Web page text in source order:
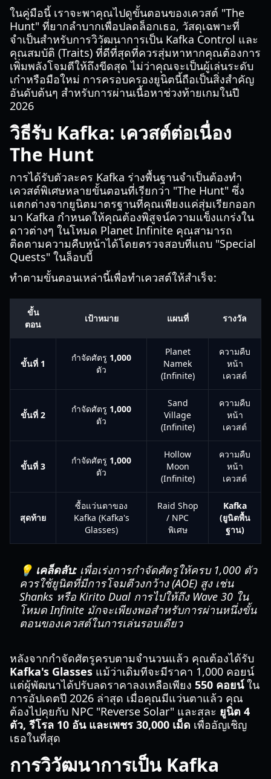
ในคู่มือนี้ เราจะพาคุณไปดูขั้นตอนของเควสต์ "The
Hunt" ที่ยากลำบากเพื่อปลดล็อกเธอ, วัสดุเฉพาะที่
จำเป็นสำหรับการวิวัฒนาการเป็น Kafka Control และ
คุณสมบัติ (Traits) ที่ดีที่สุดที่ควรสุ่มหาหากคุณต้องการ
เพิ่มพลังโจมตีให้ถึงขีดสุด ไม่ว่าคุณจะเป็นผู้เล่นระดับ
เก๋าหรือมือใหม่ การครอบครองยูนิตนี้ถือเป็นสิ่งสำคัญ
อันดับต้นๆ สำหรับการผ่านเนื้อหาช่วงท้ายเกมในปี
2026
วิธีรับ Kafka: เควสต์ต่อเนื่อง
The Hunt
การได้รับตัวละคร Kafka ร่างพื้นฐานจำเป็นต้องทำ
เควสต์พิเศษหลายขั้นตอนที่เรียกว่า "The Hunt" ซึ่ง
แตกต่างจากยูนิตมาตรฐานที่คุณเพียงแค่สุ่มเรียกออก
มา Kafka กำหนดให้คุณต้องพิสูจน์ความแข็งแกร่งใน
ดาวต่างๆ ในโหมด Planet Infinite คุณสามารถ
ติดตามความคืบหน้าได้โดยตรวจสอบที่แถบ "Special
Quests" ในล็อบบี้
ทำตามขั้นตอนเหล่านี้เพื่อทำเควสต์ให้สำเร็จ:
ขั้น
ตอน
เป้าหมาย แผนที่ รางวัล
ขั้นที่ 1
กำจัดศัตรู 1,000
ตัว
Planet
Namek
(Infinite)
ความคืบ
หน้า
เควสต์
ขั้นที่ 2
กำจัดศัตรู 1,000
ตัว
Sand
Village
(Infinite)
ความคืบ
หน้า
เควสต์
ขั้นที่ 3
กำจัดศัตรู 1,000
ตัว
Hollow
Moon
(Infinite)
ความคืบ
หน้า
เควสต์
สุดท้าย
ซื้อแว่นตาของ
Kafka (Kafka's
Glasses)
Raid Shop
/ NPC
พิเศษ
Kafka
(ยูนิตพื้น
ฐาน)
💡 เคล็ดลับ: เพื่อเร่งการกำจัดศัตรูให้ครบ 1,000 ตัว
ควรใช้ยูนิตที่มีการโจมตีวงกว้าง (AOE) สูง เช่น
Shanks หรือ Kirito Dual การไปให้ถึง Wave 30 ใน
โหมด Infinite มักจะเพียงพอสำหรับการผ่านหนึ่งขั้น
ตอนของเควสต์ในการเล่นรอบเดียว
หลังจากกำจัดศัตรูครบตามจำนวนแล้ว คุณต้องได้รับ
Kafka's Glasses แม้ว่าเดิมทีจะมีราคา 1,000 คอยน์
แต่ผู้พัฒนาได้ปรับลดราคาลงเหลือเพียง 550 คอยน์ใน
การอัปเดตปี 2026 ล่าสุด เมื่อคุณมีแว่นตาแล้ว คุณ
ต้องไปคุยกับ NPC "Reverse Solar" และสละ ยูนิต 4
ตัว, รีโรล 10 อัน และเพชร 30,000 เม็ด เพื่ออัญเชิญ
เธอในที่สุด
การวิวัฒนาการเป็น Kafka